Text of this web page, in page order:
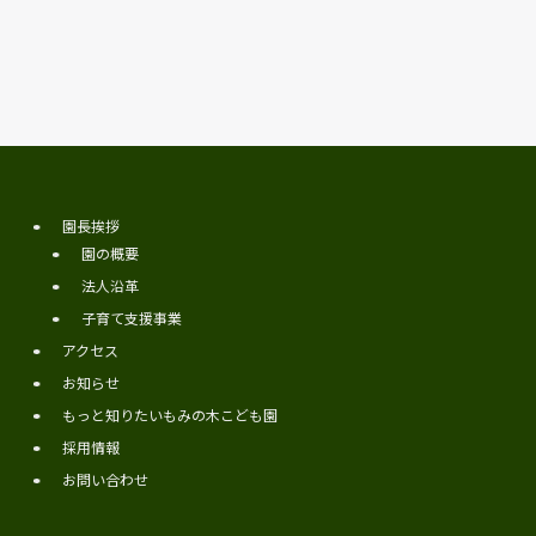
園長挨拶
園の概要
法人沿革
子育て支援事業
アクセス
お知らせ
もっと知りたいもみの木こども園
採用情報
お問い合わせ